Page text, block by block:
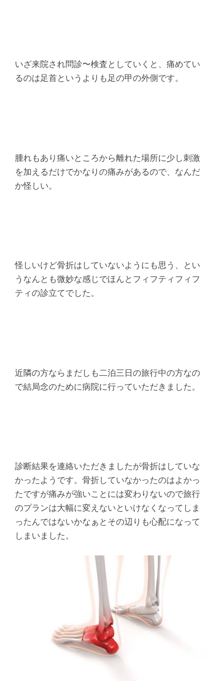
いざ来院され問診〜検査としていくと、痛めてい
るのは足首というよりも足の甲の外側です。
腫れもあり痛いところから離れた場所に少し刺激
を加えるだけでかなりの痛みがあるので、なんだ
か怪しい。
怪しいけど骨折はしていないようにも思う、とい
うなんとも微妙な感じでほんとフィフティフィフ
ティの診立てでした。
近隣の方ならまだしも二泊三日の旅行中の方なの
で結局念のために病院に行っていただきました。
診断結果を連絡いただきましたが骨折はしていな
かったようです。骨折していなかったのはよかっ
たですが痛みが強いことには変わりないので旅行
のプランは大幅に変えないといけなくなってしま
ったんではないかなぁとその辺りも心配になって
しまいました。